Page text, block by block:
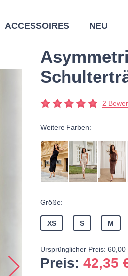
ACCESSOIRES NEU
2
Weitere Farben:
Größe:
XS S M
Ursprünglicher Preis: 60,00
Preis: 42,35